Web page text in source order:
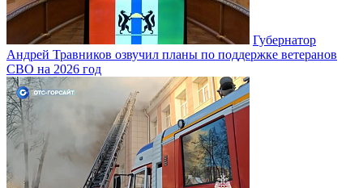
Губернатор
Андрей Травников озвучил планы по поддержке ветеранов
СВО на 2026 год